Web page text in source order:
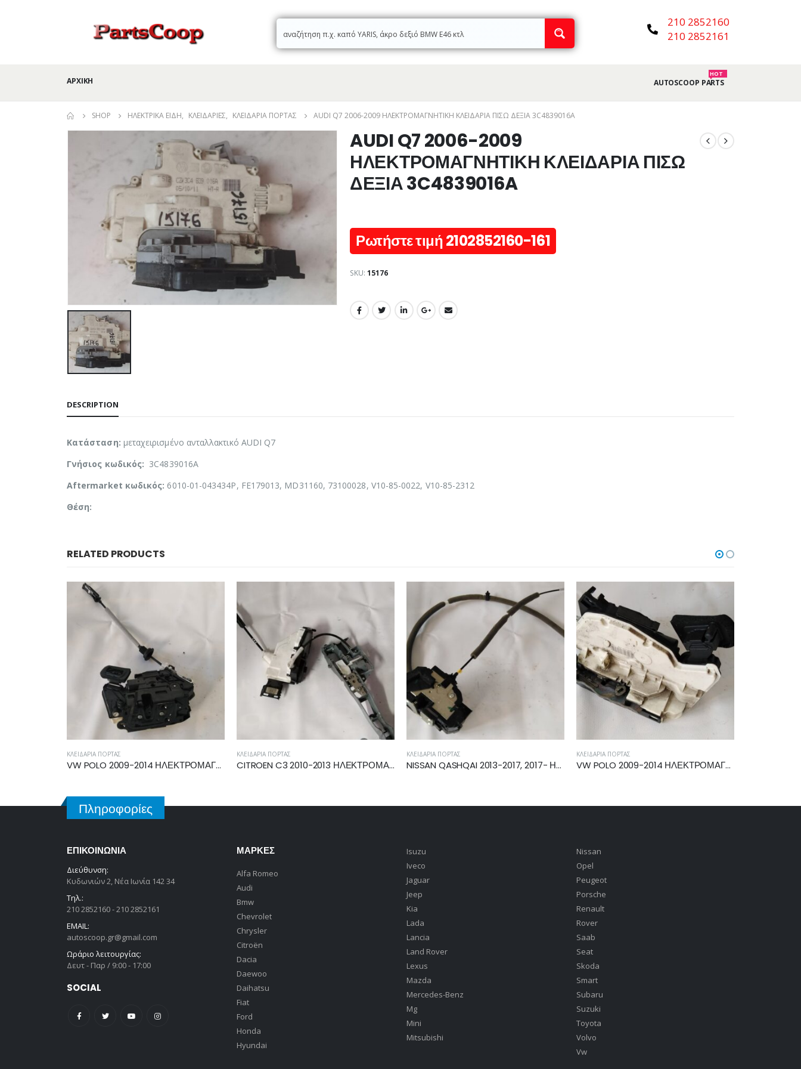
210 2852160
210 2852161
ΑΡΧΙΚΉ AUTOSCOOP PARTS
HOT
SHOP ΗΛΕΚΤΡΙΚΆ ΕΊΔΗ, ΚΛΕΙΔΑΡΙΈΣ, ΚΛΕΙΔΑΡΙΆ ΠΌΡΤΑΣ AUDI Q7 2006-2009 ΗΛΕΚΤΡΟΜΑΓΝΗΤΙΚΗ ΚΛΕΙΔΑΡΙΑ ΠΙΣΩ ΔΕΞΙΑ 3C4839016A
AUDI Q7 2006-2009
ΗΛΕΚΤΡΟΜΑΓΝΗΤΙΚΗ ΚΛΕΙΔΑΡΙΑ ΠΙΣΩ
ΔΕΞΙΑ 3C4839016A
Ρωτήστε τιμή 2102852160-161
SKU: 15176
DESCRIPTION
Κατάσταση: μεταχειρισμένο ανταλλακτικό AUDI Q7
Γνήσιος κωδικός: 3C4839016A
Aftermarket κωδικός: 6010-01-043434P, FE179013, MD31160, 73100028, V10-85-0022, V10-85-2312
Θέση:
RELATED PRODUCTS
ΚΛΕΙΔΑΡΙΆ ΠΌΡΤΑΣ
CITROEN C3 2010-2013 ΗΛΕΚΤΡΟΜΑΓΝΗΤΙΚΗ ΚΛΕΙΔΑΡΙΑ ΕΜΠΡΟΣ ΑΡΙΣΤΕΡΗ A048069
ΚΛΕΙΔΑΡΙΆ ΠΌΡΤΑΣ
NISSAN QASHQAI 2013-2017, 2017- ΗΛΕΚΤΡΟΜΑΓΝΗΤΙΚΗ ΚΛΕΙΔΑΡΙΑ ΕΜΠΡΟΣ ΑΡΙΣΤΕΡΗ
ΚΛΕΙΔΑΡΙΆ ΠΌΡΤΑΣ
VW POLO 2009-2014 ΗΛΕΚΤΡΟΜΑΓΝΗΤΙΚΗ ΚΛΕΙΔΑΡΙΑ ΕΜΠΡΟΣ ΑΡΙΣΤΕΡΗ 5K2837015B
ΚΛΕΙΔΑΡΙΆ ΠΌΡΤΑΣ
NISSAN MICRA (K13) 2010-2013,2013-2017 ΗΛΕΚΤΡΟΜΑΓΝΗΤΙΚΗ ΚΛΕΙΔΑΡΙΑ ΠΙΣΩ ΔΕΞΙΑ T7214510
Πληροφορίες
ΕΠΙΚΟΙΝΩΝΊΑ
Διεύθυνση:
Κυδωνιών 2, Νέα Ιωνία 142 34
Τηλ.:
210 2852160 - 210 2852161
EMAIL:
autoscoop.gr@gmail.com
Ωράριο λειτουργίας:
Δευτ - Παρ / 9:00 - 17:00
SOCIAL
ΜΆΡΚΕΣ
Alfa Romeo
Audi
Bmw
Chevrolet
Chrysler
Citroën
Dacia
Daewoo
Daihatsu
Fiat
Ford
Honda
Hyundai
Isuzu
Iveco
Jaguar
Jeep
Kia
Lada
Lancia
Land Rover
Lexus
Mazda
Mercedes-Benz
Mg
Mini
Mitsubishi
Nissan
Opel
Peugeot
Porsche
Renault
Rover
Saab
Seat
Skoda
Smart
Subaru
Suzuki
Toyota
Volvo
Vw